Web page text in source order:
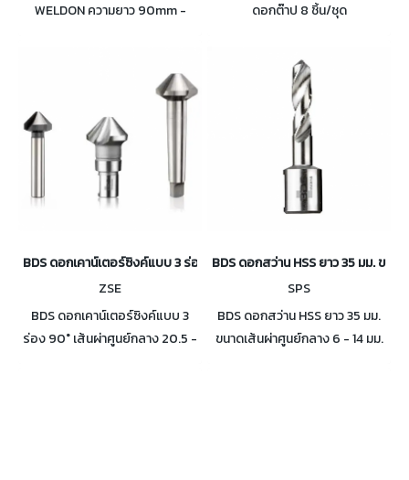
WELDON ความยาว 90mm -
ดอกต๊าป 8 ชิ้น/ชุด
BDS ดอกเคาน์เตอร์ซิงค์แบบ 3 ร่อง 90° เส้นผ่าศูนย์กลาง 20.5 - 50
ZSE
BDS ดอกเคาน์เตอร์ซิงค์แบบ 3
ร่อง 90° เส้นผ่าศูนย์กลาง 20.5 -
BDS ดอกสว่าน HSS ยาว 35 มม. ขนา
SPS
BDS ดอกสว่าน HSS ยาว 35 มม.
ขนาดเส้นผ่าศูนย์กลาง 6 - 14 มม.